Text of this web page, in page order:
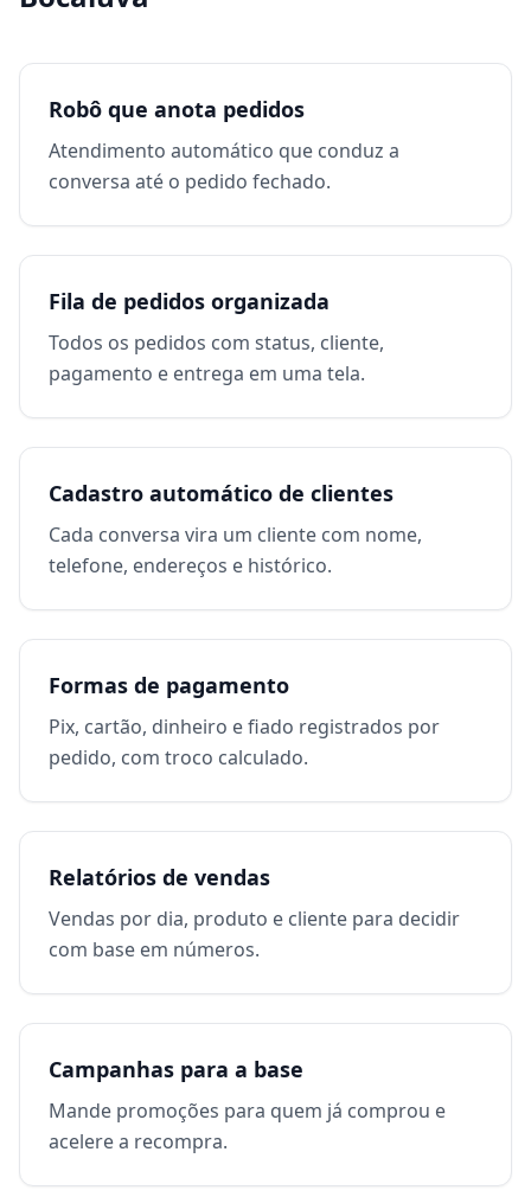
Robô que anota pedidos
Atendimento automático que conduz a
conversa até o pedido fechado.
Fila de pedidos organizada
Todos os pedidos com status, cliente,
pagamento e entrega em uma tela.
Cadastro automático de clientes
Cada conversa vira um cliente com nome,
telefone, endereços e histórico.
Formas de pagamento
Pix, cartão, dinheiro e fiado registrados por
pedido, com troco calculado.
Relatórios de vendas
Vendas por dia, produto e cliente para decidir
com base em números.
Campanhas para a base
Mande promoções para quem já comprou e
acelere a recompra.